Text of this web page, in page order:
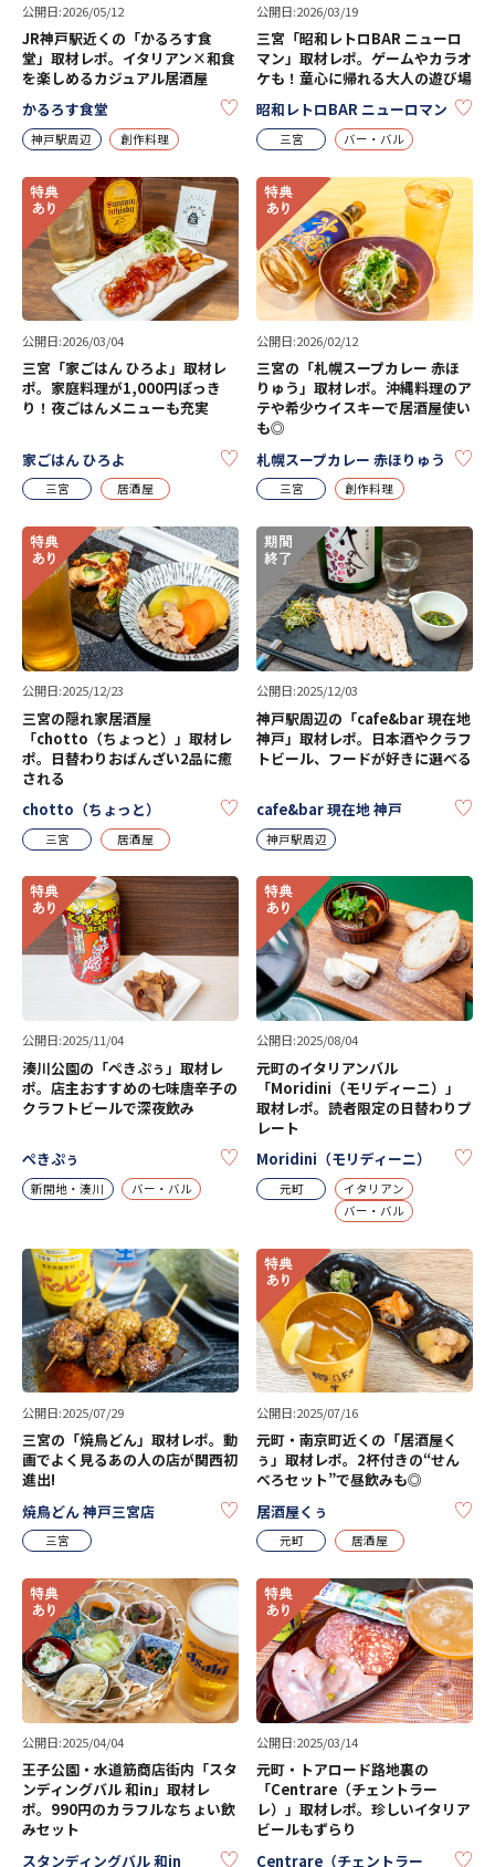
公開日:2026/05/12
JR神戸駅近くの「かるろす食
堂」取材レポ。イタリアン×和食
を楽しめるカジュアル居酒屋
かるろす食堂
KEEP
神戸駅周辺 創作料理
公開日:2026/03/19
三宮「昭和レトロBAR ニューロ
マン」取材レポ。ゲームやカラオ
ケも！童心に帰れる大人の遊び場
昭和レトロBAR ニューロマン
三宮 バー・バル
公開日:2026/03/04
三宮「家ごはん ひろよ」取材レ
ポ。家庭料理が1,000円ぽっき
り！夜ごはんメニューも充実
家ごはん ひろよ KEEP
三宮 居酒屋
公開日:2026/02/12
三宮の「札幌スープカレー 赤ほ
りゅう」取材レポ。沖縄料理のア
テや希少ウイスキーで居酒屋使い
も◎
札幌スープカレー 赤ほりゅう
三宮 創作料理
公開日:2025/12/23
三宮の隠れ家居酒屋
「chotto（ちょっと）」取材レ
ポ。日替わりおばんざい2品に癒
される
chotto（ちょっと）
KEEP
三宮 居酒屋
公開日:2025/12/03
神戸駅周辺の「cafe&bar 現在地
神戸」取材レポ。日本酒やクラフ
トビール、フードが好きに選べる
cafe&bar 現在地 神戸
神戸駅周辺
公開日:2025/11/04
湊川公園の「ぺきぷぅ」取材レ
ポ。店主おすすめの七味唐辛子の
クラフトビールで深夜飲み
ぺきぷぅ KEEP
新開地・湊川 バー・バル
公開日:2025/08/04
元町のイタリアンバル
「Moridini（モリディーニ）」
取材レポ。読者限定の日替わりプ
レート
Moridini（モリディーニ）
元町
イタリアン
バー・バル
公開日:2025/07/29
三宮の「焼鳥どん」取材レポ。動
画でよく見るあの人の店が関西初
進出!
焼鳥どん 神戸三宮店
KEEP
三宮
公開日:2025/07/16
元町・南京町近くの「居酒屋く
ぅ」取材レポ。2杯付きの“せん
べろセット”で昼飲みも◎
居酒屋くぅ
元町 居酒屋
公開日:2025/04/04
王子公園・水道筋商店街内「スタ
ンディングバル 和in」取材レ
ポ。990円のカラフルなちょい飲
みセット
スタンディングバル 和in
KEEP
公開日:2025/03/14
元町・トアロード路地裏の
「Centrare（チェントラー
レ）」取材レポ。珍しいイタリア
ビールもずらり
Centrare（チェントラー